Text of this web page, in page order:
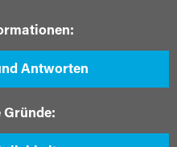
Antworten
Gründe: